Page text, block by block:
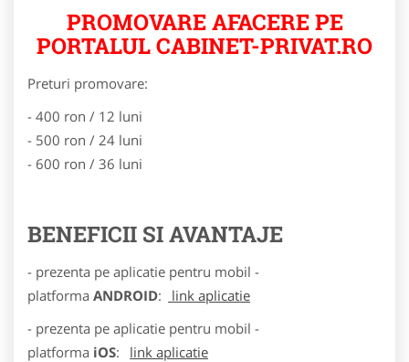
PROMOVARE AFACERE PE
PORTALUL CABINET-PRIVAT.RO
Preturi promovare:
- 400 ron / 12 luni
- 500 ron / 24 luni
- 600 ron / 36 luni
BENEFICII SI AVANTAJE
- prezenta pe aplicatie pentru mobil -
platforma ANDROID:
link aplicatie
- prezenta pe aplicatie pentru mobil -
platforma iOS:
link aplicatie